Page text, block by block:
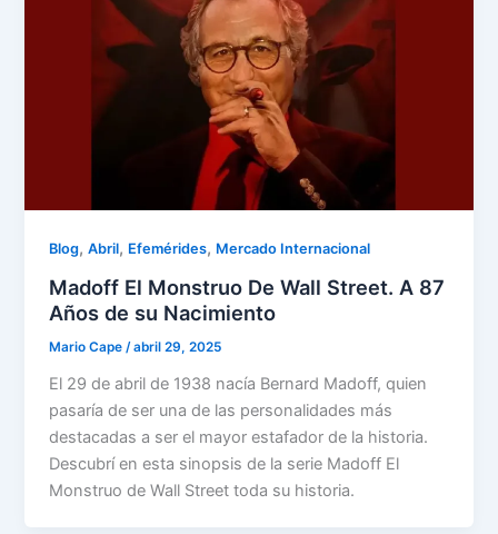
Blog,Abril, Efemérides, Mercado Internacional
Madoff El Monstruo De Wall Street. A 87
Años de su Nacimiento
Mario Cape /abril 29, 2025
El 29 de abril de 1938 nacía Bernard Madoff, quien
pasaría de ser una de las personalidades más
destacadas a ser el mayor estafador de la historia.
Descubrí en esta sinopsis de la serie Madoff El
Monstruo de Wall Street toda su historia.